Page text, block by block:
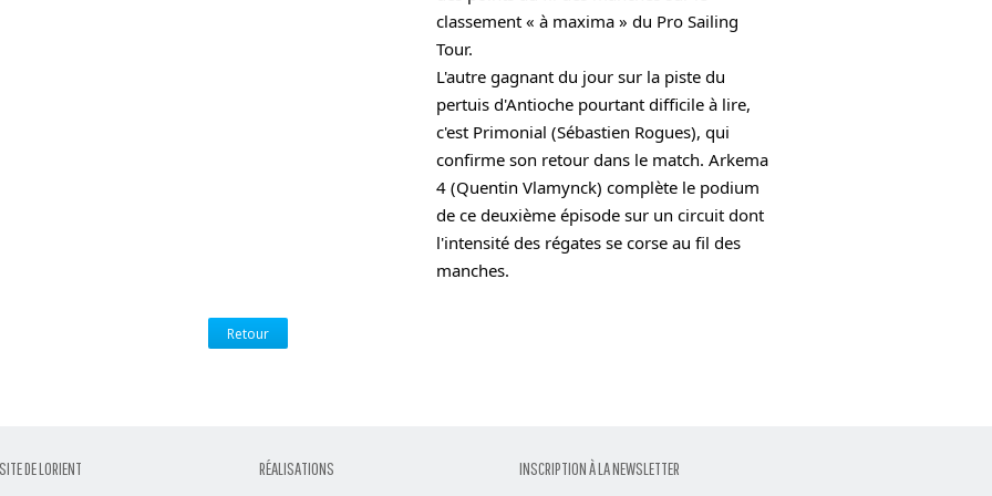
classement « à maxima » du Pro Sailing
Tour.
L'autre gagnant du jour sur la piste du
pertuis d'Antioche pourtant difficile à lire,
c'est Primonial (Sébastien Rogues), qui
confirme son retour dans le match. Arkema
4 (Quentin Vlamynck) complète le podium
de ce deuxième épisode sur un circuit dont
l'intensité des régates se corse au fil des
manches.
Retour
SITE DE LORIENT RÉALISATIONS INSCRIPTION À LA NEWSLETTER